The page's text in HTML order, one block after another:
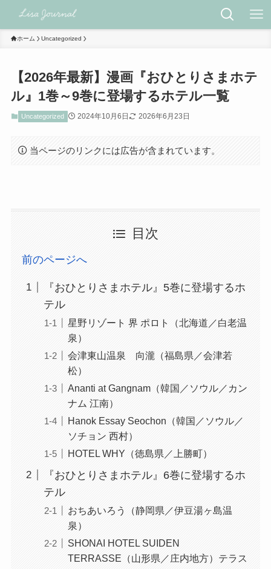
ホーム Uncategorized
【2026年最新】漫画『おひとりさまホテ
ル』1巻～9巻に登場するホテル一覧
Uncategorized 2024年10月6日 2026年6月23日
当ページのリンクには広告が含まれています。
目次
前のページへ
『おひとりさまホテル』5巻に登場するホ
テル
星野リゾート 界 ポロト（北海道／白老温
泉）
会津東山温泉 向瀧（福島県／会津若
松）
Ananti at Gangnam（韓国／ソウル／カン
ナム 江南）
Hanok Essay Seochon（韓国／ソウル／
ソチョン 西村）
HOTEL WHY（徳島県／上勝町）
『おひとりさまホテル』6巻に登場するホ
テル
おちあいろう（静岡県／伊豆湯ヶ島温
泉）
SHONAI HOTEL SUIDEN
TERRASSE（山形県／庄内地方） テラス